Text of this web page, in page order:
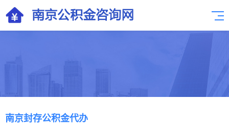
南京封存公积金代办